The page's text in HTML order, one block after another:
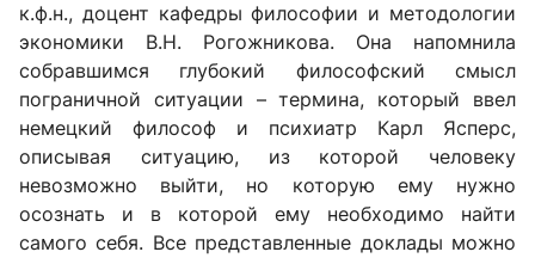
к.ф.н., доцент кафедры философии и методологии
экономики В.Н. Рогожникова. Она напомнила
собравшимся глубокий философский смысл
пограничной ситуации – термина, который ввел
немецкий философ и психиатр Карл Ясперс,
описывая ситуацию, из которой человеку
невозможно выйти, но которую ему нужно
осознать и в которой ему необходимо найти
самого себя. Все представленные доклады можно